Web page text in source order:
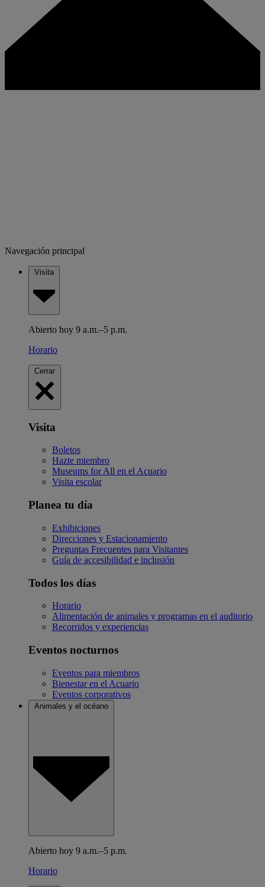
Navegación principal
Visita
Abierto hoy 9 a.m.–5 p.m.
Horario
Cerrar
Visita
Boletos
Hazte miembro
Museums for All en el Acuario
Visita escolar
Planea tu día
Exhibiciones
Direcciones y Estacionamiento
Preguntas Frecuentes para Visitantes
Guía de accesibilidad e inclusión
Todos los días
Horario
Alimentación de animales y programas en el auditorio
Recorridos y experiencias
Eventos nocturnos
Eventos para miembros
Bienestar en el Acuario
Eventos corporativos
Animales y el océano
Abierto hoy 9 a.m.–5 p.m.
Horario